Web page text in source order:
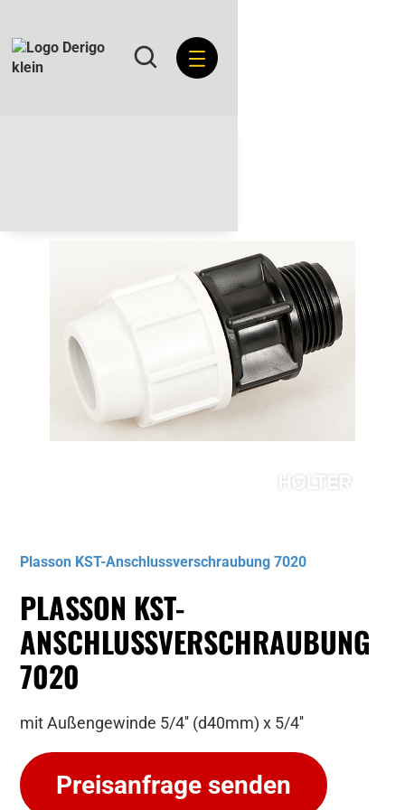
Plasson KST-Anschlussverschraubung 7020
PLASSON KST-
ANSCHLUSSVERSCHRAUBUNG
7020
mit Außengewinde 5/4'' (d40mm) x 5/4''
Preisanfrage senden